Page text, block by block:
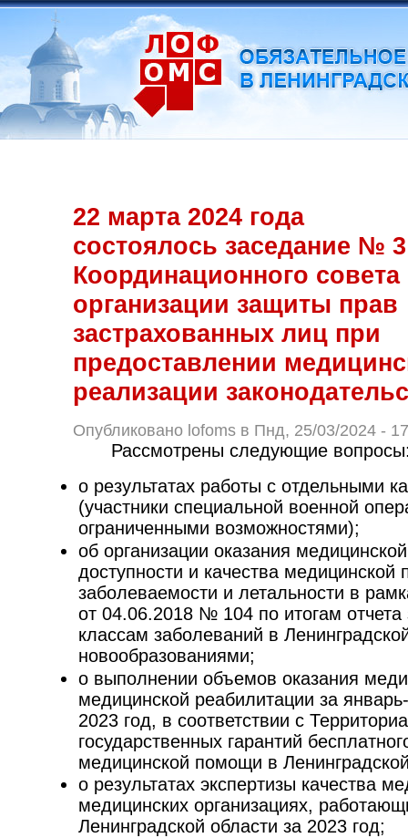
22 марта 2024 года
состоялось заседание № 3
Координационного совета
организации защиты прав
застрахованных лиц при
предоставлении
реализации
Опубликовано lofoms в Пнд, 25/03/2024 -
Рассмотрены следующие
о результатах работы с отдельными
(участники специальной военной
ограниченными возможностями);
об организации оказания
доступности и качества
заболеваемости и летальности в
от 04.06.2018 № 104 по итогам
классам заболеваний в
новообразованиями;
о выполнении объемов оказания
медицинской реабилитации за
2023 год, в соответствии с
государственных гарантий
медицинской помощи в
о результатах экспертизы качества
медицинских организациях,
Ленинградской области за 2023 год;